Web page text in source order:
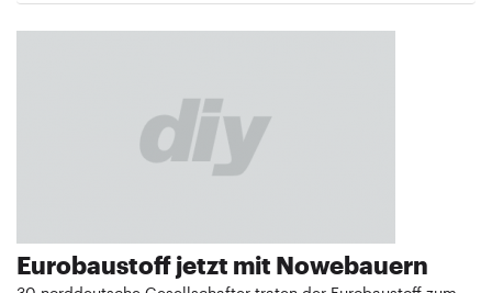
Eurobaustoff jetzt mit Nowebauern